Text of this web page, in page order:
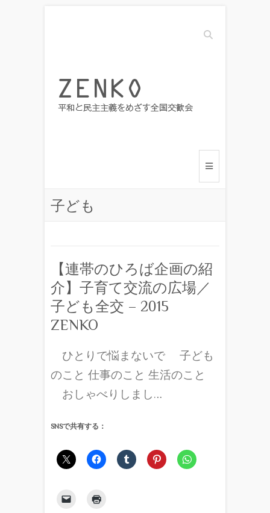
Search
子ども
【連帯のひろば企画の紹
介】子育て交流の広場／
子ども全交 – 2015
ZENKO
ひとりで悩まないで 子ども
のこと 仕事のこと 生活のこと
おしゃべりしまし…
SNSで共有する：